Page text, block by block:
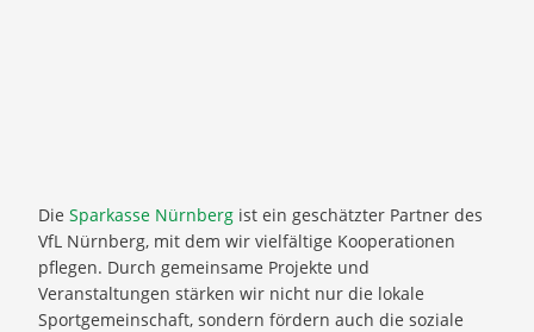
Die Sparkasse Nürnberg ist ein geschätzter Partner des
VfL Nürnberg, mit dem wir vielfältige Kooperationen
pflegen. Durch gemeinsame Projekte und
Veranstaltungen stärken wir nicht nur die lokale
Sportgemeinschaft, sondern fördern auch die soziale